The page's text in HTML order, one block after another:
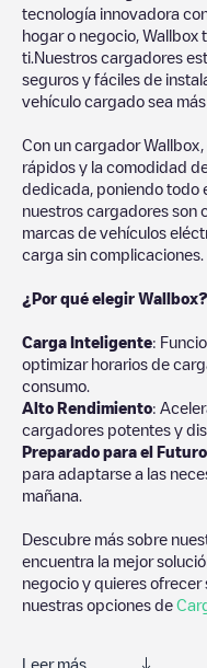
tecnología innovadora
hogar o negocio, Wallbox
ti.Nuestros cargadores
seguros y fáciles de
vehículo cargado sea
Con un cargador
rápidos y la comodidad
dedicada, poniendo todo
nuestros cargadores son
marcas de vehículos
carga sin complicaciones.
¿Por qué elegir Wallbox?
Carga Inteligente:
optimizar horarios de
consumo.
Alto Rendimiento:
cargadores potentes y
Preparado para el Futuro
para adaptarse a las
mañana.
Descubre más sobre
encuentra la mejor
negocio y quieres ofrecer
nuestras opciones de
Leer más